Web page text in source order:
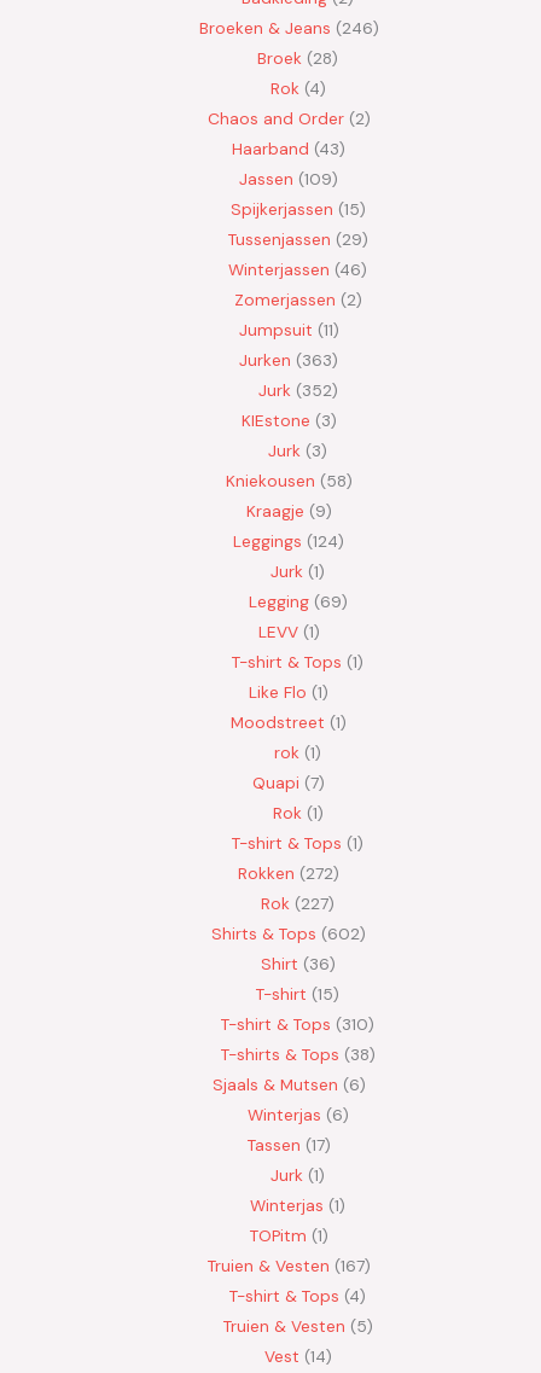
Broeken & Jeans 246
Broek 28
Rok 4
Chaos and Order 2
Haarband 43
Jassen 109
Spijkerjassen 15
Tussenjassen 29
Winterjassen 46
Zomerjassen 2
Jumpsuit 11
Jurken 363
Jurk 352
KIEstone 3
Jurk 3
Kniekousen 58
Kraagje 9
Leggings 124
Jurk 1
Legging 69
LEVV 1
T-shirt & Tops 1
Like Flo 1
Moodstreet 1
rok 1
Quapi 7
Rok 1
T-shirt & Tops 1
Rokken 272
Rok 227
Shirts & Tops 602
Shirt 36
T-shirt 15
T-shirt & Tops 310
T-shirts & Tops 38
Sjaals & Mutsen 6
Winterjas 6
Tassen 17
Jurk 1
Winterjas 1
TOPitm 1
Truien & Vesten 167
T-shirt & Tops 4
Truien & Vesten 5
Vest 14